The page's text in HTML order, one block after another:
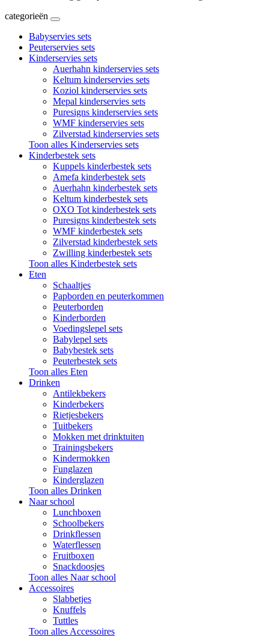
categorieën
Babyservies sets
Peuterservies sets
Kinderservies sets
Auerhahn kinderservies sets
Keltum kinderservies sets
Koziol kinderservies sets
Mepal kinderservies sets
Puresigns kinderservies sets
WMF kinderservies sets
Zilverstad kinderservies sets
Toon alles Kinderservies sets
Kinderbestek sets
Kuppels kinderbestek sets
Amefa kinderbestek sets
Auerhahn kinderbestek sets
Keltum kinderbestek sets
OXO Tot kinderbestek sets
Puresigns kinderbestek sets
WMF kinderbestek sets
Zilverstad kinderbestek sets
Zwilling kinderbestek sets
Toon alles Kinderbestek sets
Eten
Schaaltjes
Papborden en peuterkommen
Peuterborden
Kinderborden
Voedingslepel sets
Babylepel sets
Babybestek sets
Peuterbestek sets
Toon alles Eten
Drinken
Antilekbekers
Kinderbekers
Rietjesbekers
Tuitbekers
Mokken met drinktuiten
Trainingsbekers
Kindermokken
Funglazen
Kinderglazen
Toon alles Drinken
Naar school
Lunchboxen
Schoolbekers
Drinkflessen
Waterflessen
Fruitboxen
Snackdoosjes
Toon alles Naar school
Accessoires
Slabbetjes
Knuffels
Tuttles
Toon alles Accessoires